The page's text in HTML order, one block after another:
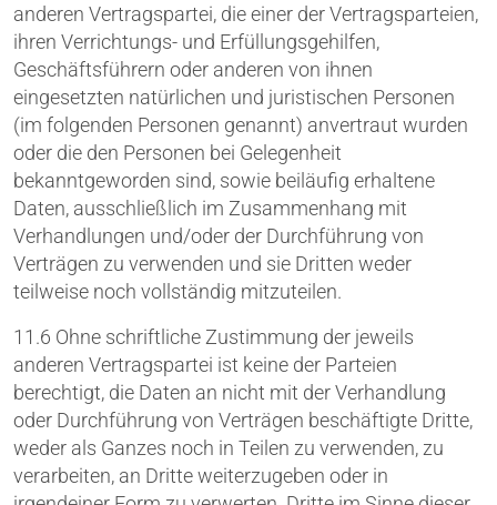
anderen Vertragspartei, die einer der Vertragsparteien,
ihren Verrichtungs- und Erfüllungsgehilfen,
Geschäftsführern oder anderen von ihnen
eingesetzten natürlichen und juristischen Personen
(im folgenden Personen genannt) anvertraut wurden
oder die den Personen bei Gelegenheit
bekanntgeworden sind, sowie beiläufig erhaltene
Daten, ausschließlich im Zusammenhang mit
Verhandlungen und/oder der Durchführung von
Verträgen zu verwenden und sie Dritten weder
teilweise noch vollständig mitzuteilen.
11.6 Ohne schriftliche Zustimmung der jeweils
anderen Vertragspartei ist keine der Parteien
berechtigt, die Daten an nicht mit der Verhandlung
oder Durchführung von Verträgen beschäftigte Dritte,
weder als Ganzes noch in Teilen zu verwenden, zu
verarbeiten, an Dritte weiterzugeben oder in